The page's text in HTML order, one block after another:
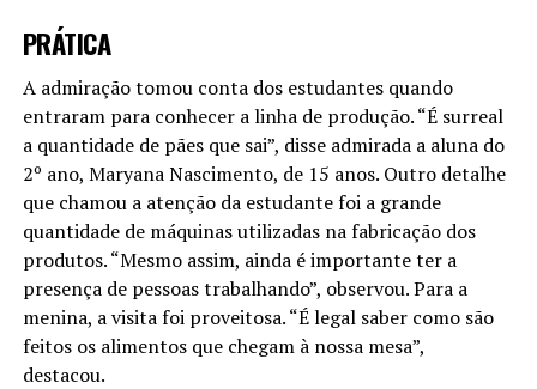
PRÁTICA
A admiração tomou conta dos estudantes quando
entraram para conhecer a linha de produção. “É surreal
a quantidade de pães que sai”, disse admirada a aluna do
2º ano, Maryana Nascimento, de 15 anos. Outro detalhe
que chamou a atenção da estudante foi a grande
quantidade de máquinas utilizadas na fabricação dos
produtos. “Mesmo assim, ainda é importante ter a
presença de pessoas trabalhando”, observou. Para a
menina, a visita foi proveitosa. “É legal saber como são
feitos os alimentos que chegam à nossa mesa”,
destacou.